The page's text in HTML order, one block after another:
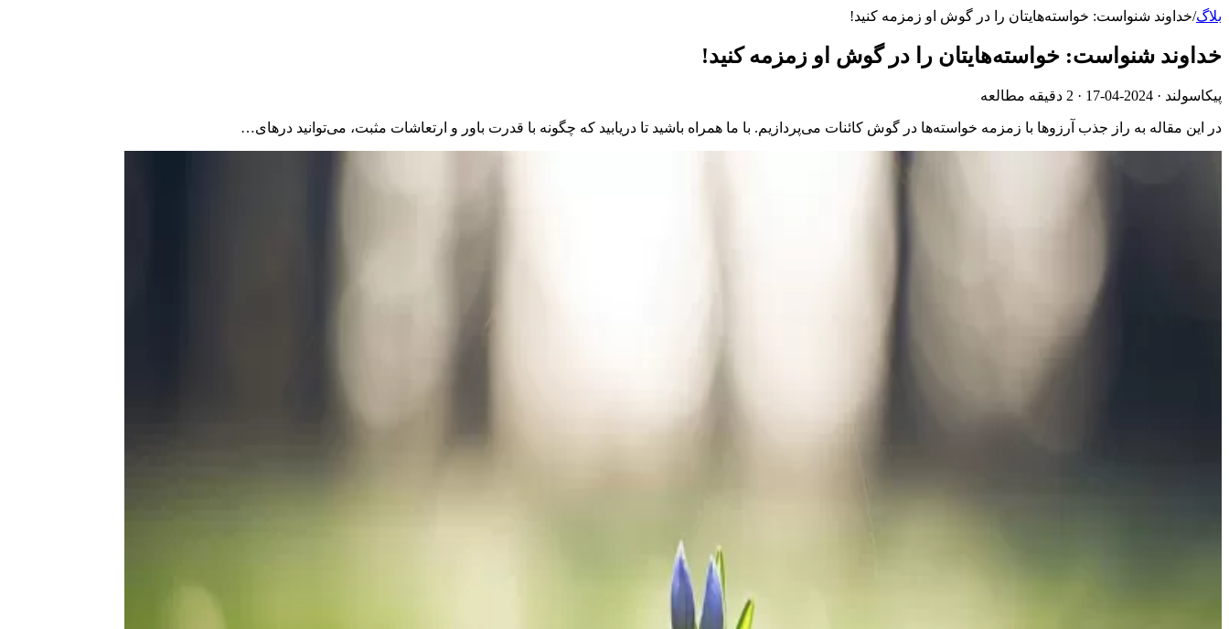
بلاگ/خداوند شنواست: خواسته‌هایتان را در گوش او زمزمه کنید!
خداوند شنواست: خواسته‌هایتان را در گوش او زمزمه کنید!
پیکاسولند · 2024-04-17 · 2 دقیقه مطالعه
در این مقاله به راز جذب آرزوها با زمزمه خواسته‌ها در گوش کائنات می‌پردازیم. با ما همراه باشید تا دریابید که چگونه با قدرت باور و ارتعاشات مثبت، می‌توانید درهای…